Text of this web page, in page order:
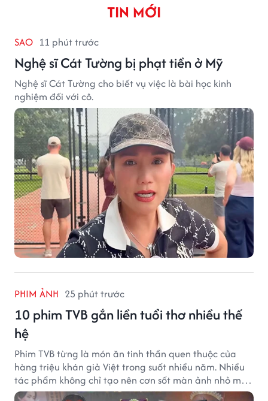
TIN MỚI
SAO 11 phút trước
Nghệ sĩ Cát Tường bị phạt tiền ở Mỹ
Nghệ sĩ Cát Tường cho biết vụ việc là bài học kinh
nghiệm đối với cô.
PHIM ẢNH 25 phút trước
10 phim TVB gắn liền tuổi thơ nhiều thế
hệ
Phim TVB từng là món ăn tinh thần quen thuộc của
hàng triệu khán giả Việt trong suốt nhiều năm. Nhiều
tác phẩm không chỉ tạo nên cơn sốt màn ảnh nhỏ mà
còn trở thành ký ức khó quên của cả một thế hệ.